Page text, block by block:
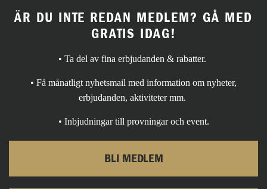
ÄR DU INTE REDAN MEDLEM? GÅ MED
GRATIS IDAG!
• Ta del av fina erbjudanden & rabatter.
• Få månatligt nyhetsmail med information om nyheter,
erbjudanden, aktiviteter mm.
• Inbjudningar till provningar och event.
BLI MEDLEM